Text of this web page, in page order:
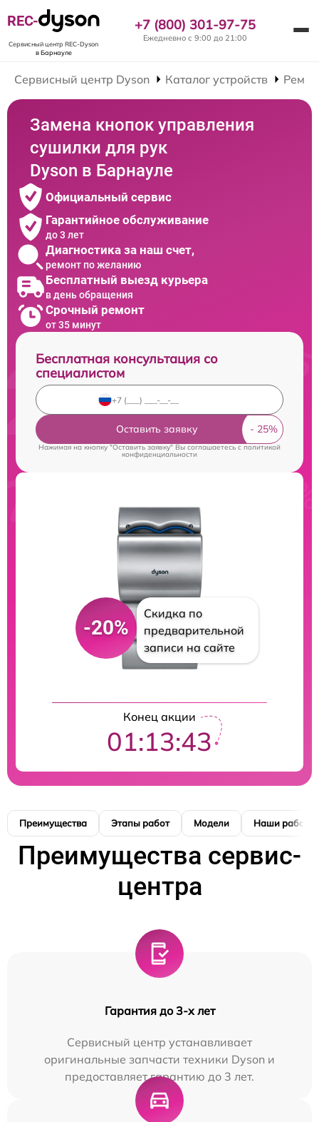
REC-
Сервисный центр REC-Dyson
в Барнауле
+7 (800) 301-97-75
Ежедневно с 9:00 до 21:00
Сервисный центр Dyson Каталог устройств
Замена кнопок управления
сушилки для рук
Dyson в Барнауле
Официальный сервис
Гарантийное обслуживание
до 3 лет
Диагностика за наш счет,
ремонт по желанию
Бесплатный выезд курьера
в день обращения
Срочный ремонт
от 35 минут
Бесплатная консультация со
специалистом
Оставить заявку
Нажимая на кнопку "Оставить заявку" Вы соглашаетесь cполитикой
конфиденциальности
-20%
Скидка по
предварительной
записи на сайте
Конец акции
01:13:42
Преимущества Этапы работ Модели Наши работы
Преимущества сервис-
центра
Гарантия до 3-х лет
Сервисный центр устанавливает
оригинальные запчасти техники Dyson и
предоставляет гарантию до 3 лет.